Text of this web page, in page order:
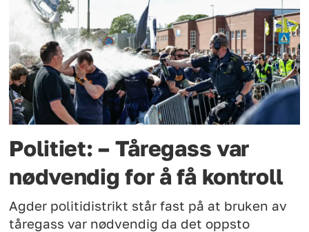
Politiet: – Tåregass var
nødvendig for å få kontroll
Agder politidistrikt står fast på at bruken av
tåregass var nødvendig da det oppsto